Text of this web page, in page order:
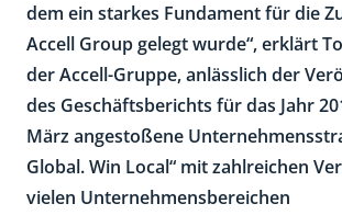
dem ein starkes Fundament für die
Accell Group gelegt wurde“, erklärt
der Accell-Gruppe, anlässlich der
des Geschäftsberichts für das Jahr
März angestoßene
Global. Win Local“ mit zahlreichen
vielen Unternehmensbereichen